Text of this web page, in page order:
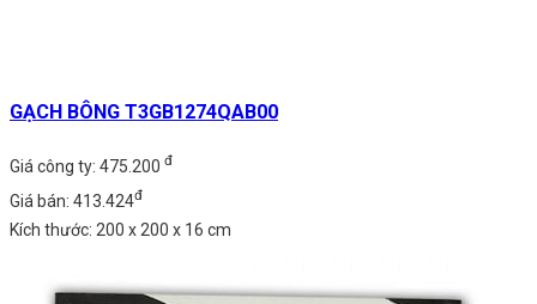
GẠCH BÔNG T3GB1274QAB00
Giá công ty: 475.200 đ
Giá bán: 413.424đ
Kích thước: 200 x 200 x 16 cm